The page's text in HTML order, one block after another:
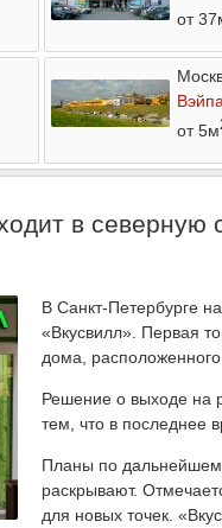
от
от 5м
в северную
В Санкт-Петербурге
«Вкусвилл». Первая
дома,
Решение о выходе на
тем, что в последнее
Планы по
раскрывают.
для новых точек.